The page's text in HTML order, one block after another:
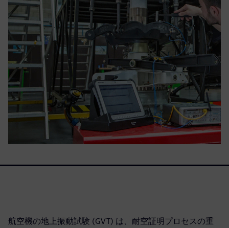
航空機の地上振動試験 (GVT) は、耐空証明プロセスの重